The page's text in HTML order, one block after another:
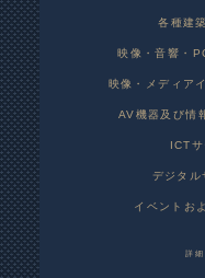
各種建
映像・音響・
映像・メディア
AV機器及び情
ICT
デジタ
イベントお
詳